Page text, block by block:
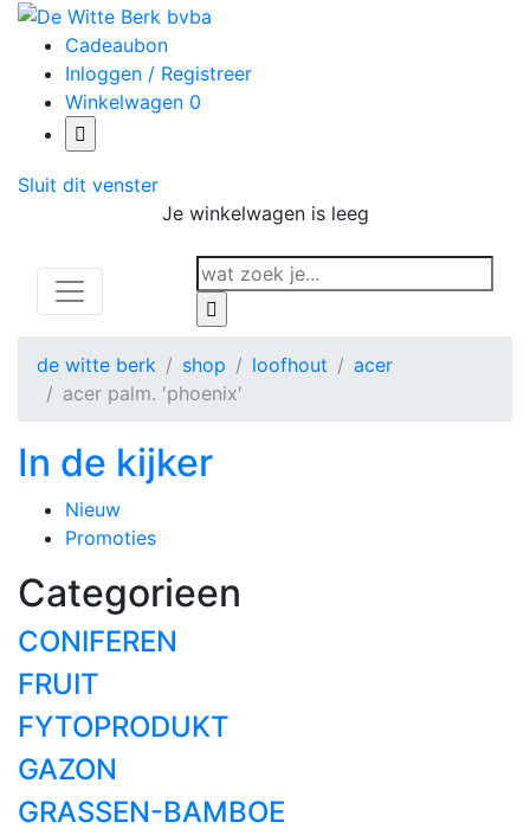
Cadeaubon
Inloggen / Registreer
Winkelwagen 0
Sluit dit venster
Je winkelwagen is leeg
de witte berk shop loofhout
acer
acer palm. ′phoenix′
In de kijker
Nieuw
Promoties
Categorieen
CONIFEREN
FRUIT
FYTOPRODUKT
GAZON
GRASSEN-BAMBOE